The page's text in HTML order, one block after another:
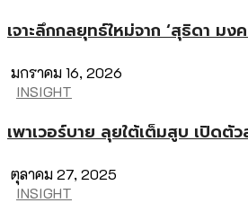
เจาะลึกกลยุทธ์ใหม่จาก ‘สุธิดา มง
มกราคม 16, 2026
INSIGHT
เพาเวอร์บาย ลุยใต้เต็มสูบ เปิดตัว
ตุลาคม 27, 2025
INSIGHT